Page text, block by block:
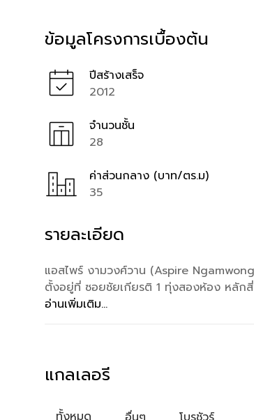
ข้อมูลโครงการเบื้องต้น
ปีสร้างเสร็จ
2012
จำนวนชั้น
28
ค่าส่วนกลาง (บาท/ตร.ม)
35
รายละเอียด
แอสไพร์ งามวงศ์วาน (Aspire
ตั้งอยู่ที่ ซอยชัยเกียรติ 1 ทุ่งสองห้อง หลัก
อ่านเพิ่มเติม...
แกลเลอรี